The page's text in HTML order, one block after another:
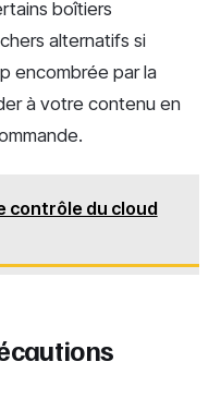
boîtiers
alternatifs si
encombrée par la
à votre contenu en
contrôle du cloud